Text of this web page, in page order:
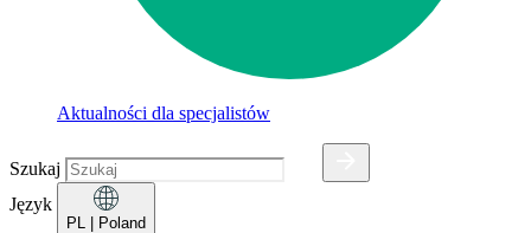
Aktualności dla specjalistów
Szukaj
Język
PL | Poland